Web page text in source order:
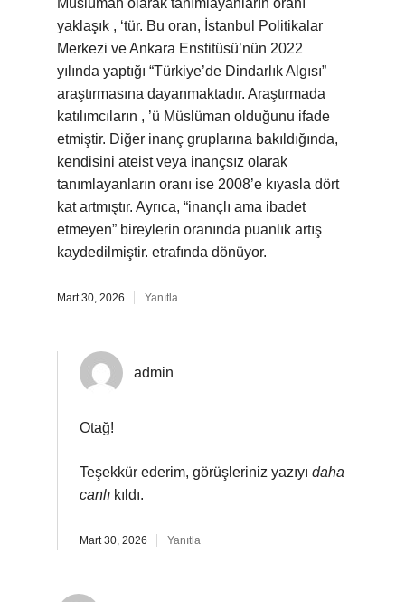
Müslüman olarak tanımlayanların oranı
yaklaşık , ‘tür. Bu oran, İstanbul Politikalar
Merkezi ve Ankara Enstitüsü’nün 2022
yılında yaptığı “Türkiye’de Dindarlık Algısı”
araştırmasına dayanmaktadır. Araştırmada
katılımcıların , ’ü Müslüman olduğunu ifade
etmiştir. Diğer inanç gruplarına bakıldığında,
kendisini ateist veya inançsız olarak
tanımlayanların oranı ise 2008’e kıyasla dört
kat artmıştır. Ayrıca, “inançlı ama ibadet
etmeyen” bireylerin oranında puanlık artış
kaydedilmiştir. etrafında dönüyor.
Mart 30, 2026 Yanıtla
admin
Otağ!
Teşekkür ederim, görüşleriniz yazıyı daha
canlı kıldı.
Mart 30, 2026 Yanıtla